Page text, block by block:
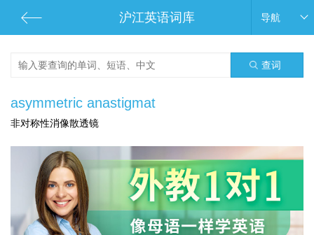
沪江英语词库 导航
查词
asymmetric anastigmat
非对称性消像散透镜